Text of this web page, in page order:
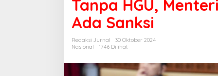
e
r
u
s
a
h
a
n
Tanpa HGU,
Ada Sanksi
Redaksi Jurnal
30 Oktober 2024
Nasional
1746 Dilihat